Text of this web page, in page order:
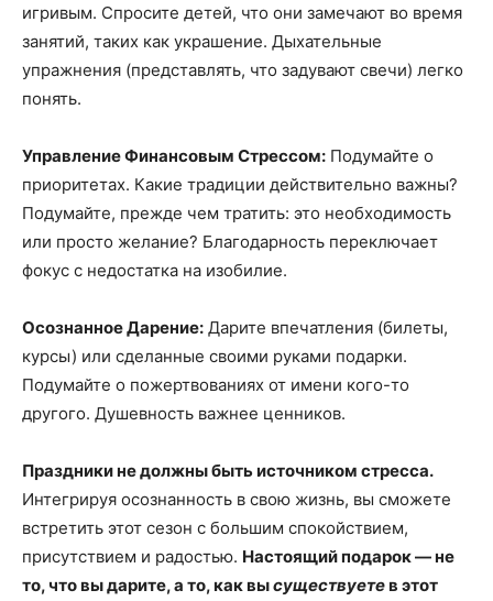
игривым. Спросите детей, что они замечают во время
занятий, таких как украшение. Дыхательные
упражнения (представлять, что задувают свечи) легко
понять.
Управление Финансовым Стрессом: Подумайте о
приоритетах. Какие традиции действительно важны?
Подумайте, прежде чем тратить: это необходимость
или просто желание? Благодарность переключает
фокус с недостатка на изобилие.
Осознанное Дарение: Дарите впечатления (билеты,
курсы) или сделанные своими руками подарки.
Подумайте о пожертвованиях от имени кого-то
другого. Душевность важнее ценников.
Праздники не должны быть источником стресса.
Интегрируя осознанность в свою жизнь, вы сможете
встретить этот сезон с большим спокойствием,
присутствием и радостью. Настоящий подарок — не
то, что вы дарите, а то, как высуществуетев этот